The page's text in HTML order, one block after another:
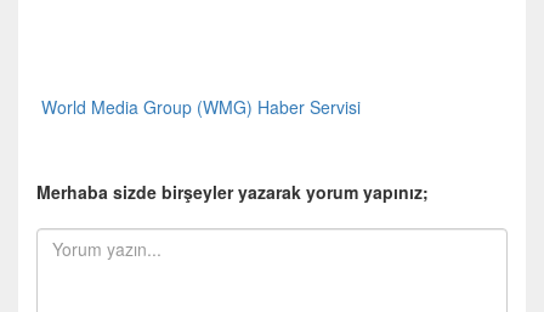
World Media Group (WMG) Haber Servisi
Merhaba sizde birşeyler yazarak yorum yapınız;